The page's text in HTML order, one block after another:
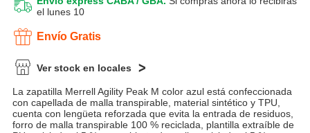
el lunes 10
Envío Gratis
Ver stock en locales
La zapatilla Merrell Agility Peak M color azul está confeccionada
con capellada de malla transpirable, material sintético y TPU,
cuenta con lengüeta reforzada que evita la entrada de residuos,
forro de malla transpirable 100 % reciclada, plantilla extraíble de